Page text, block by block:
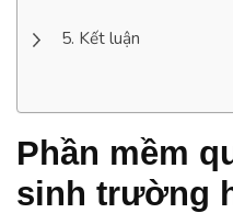
Kết luận
Phần mềm
sinh trường